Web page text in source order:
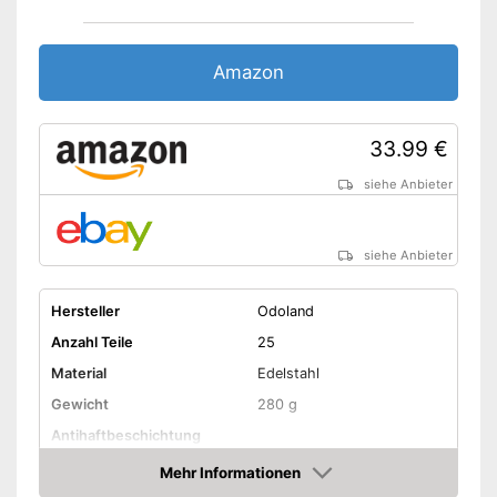
Amazon
33.99 €
siehe Anbieter
siehe Anbieter
Hersteller
Odoland
Anzahl Teile
25
Material
Edelstahl
Gewicht
280 g
Antihaftbeschichtung
AufbewahrungstascheMehr Informationen